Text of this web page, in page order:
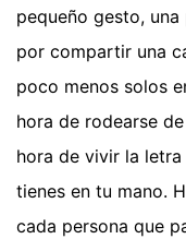
pequeño gesto,
por compartir una
poco menos solos
hora de rodearse
hora de vivir la
tienes en tu mano.
cada persona que